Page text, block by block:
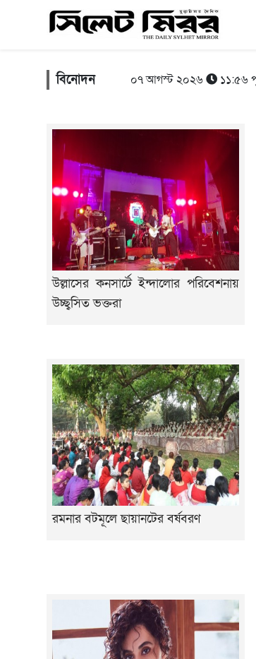
বিনোদন ০৭ আগস্ট ২০২৬ ১১:৫৬
উল্লাসের কনসার্টে ইন্দালোর পরিবেশনায়
উচ্ছ্বসিত ভক্তরা
রমনার বটমূলে ছায়ানটের বর্ষবরণ